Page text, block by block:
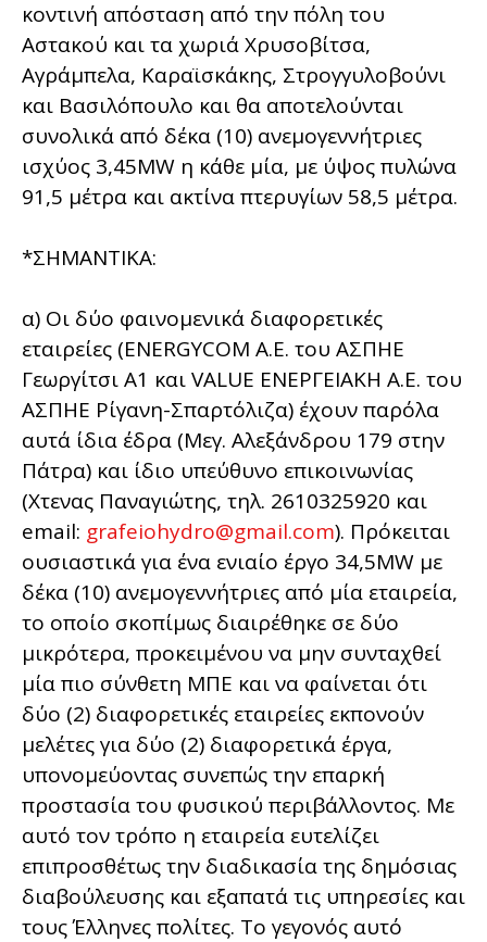
κοντινή απόσταση από την πόλη του
Αστακού και τα χωριά Χρυσοβίτσα,
Αγράμπελα, Καραϊσκάκης, Στρογγυλοβούνι
και Βασιλόπουλο και θα αποτελούνται
συνολικά από δέκα (10) ανεμογεννήτριες
ισχύος 3,45MW η κάθε μία, με ύψος πυλώνα
91,5 μέτρα και ακτίνα πτερυγίων 58,5 μέτρα.
*ΣΗΜΑΝΤΙΚΑ:
α) Οι δύο φαινομενικά διαφορετικές
εταιρείες (ENERGYCOM Α.Ε. του ΑΣΠΗΕ
Γεωργίτσι Α1 και VALUE ΕΝΕΡΓΕΙΑΚΗ Α.Ε. του
ΑΣΠΗΕ Ρίγανη-Σπαρτόλιζα) έχουν παρόλα
αυτά ίδια έδρα (Μεγ. Αλεξάνδρου 179 στην
Πάτρα) και ίδιο υπεύθυνο επικοινωνίας
(Χτενας Παναγιώτης, τηλ. 2610325920 και
email: grafeiohydro@gmail.com). Πρόκειται
ουσιαστικά για ένα ενιαίο έργο 34,5ΜW με
δέκα (10) ανεμογεννήτριες από μία εταιρεία,
το οποίο σκοπίμως διαιρέθηκε σε δύο
μικρότερα, προκειμένου να μην συνταχθεί
μία πιο σύνθετη ΜΠΕ και να φαίνεται ότι
δύο (2) διαφορετικές εταιρείες εκπονούν
μελέτες για δύο (2) διαφορετικά έργα,
υπονομεύοντας συνεπώς την επαρκή
προστασία του φυσικού περιβάλλοντος. Με
αυτό τον τρόπο η εταιρεία ευτελίζει
επιπροσθέτως την διαδικασία της δημόσιας
διαβούλευσης και εξαπατά τις υπηρεσίες και
τους Έλληνες πολίτες. Το γεγονός αυτό